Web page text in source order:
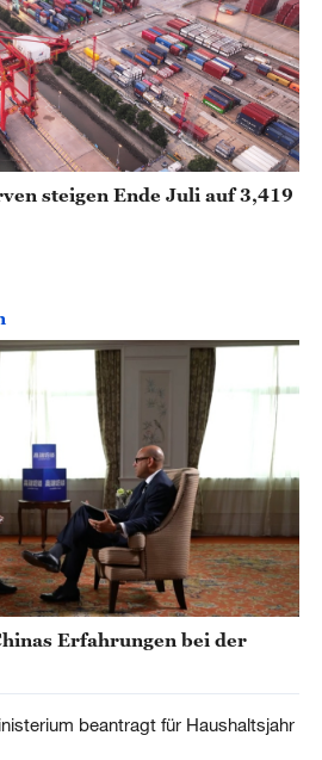
steigen Ende Juli auf 3,419
Erfahrungen bei der
beantragt für Haushaltsjahr